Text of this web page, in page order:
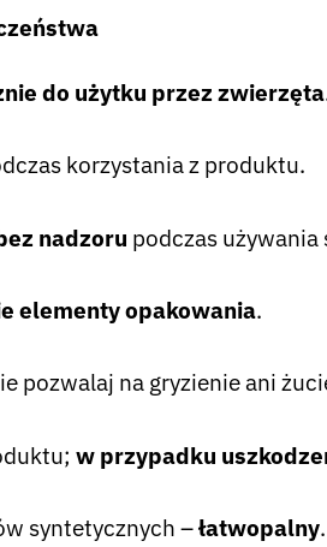
do użytku przez zwierzęta
korzystania z produktu.
nadzoru podczas używania
elementy opakowania.
pozwalaj na gryzienie ani
w przypadku
syntetycznych –łatwopalny.